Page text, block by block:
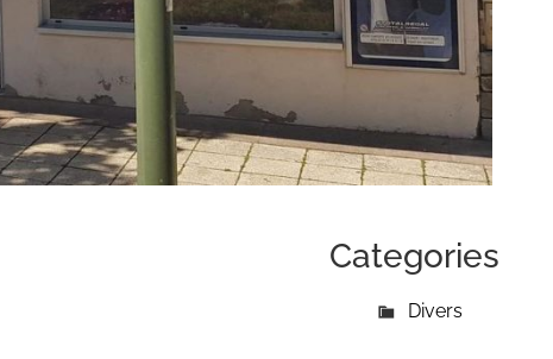
Categories
Divers